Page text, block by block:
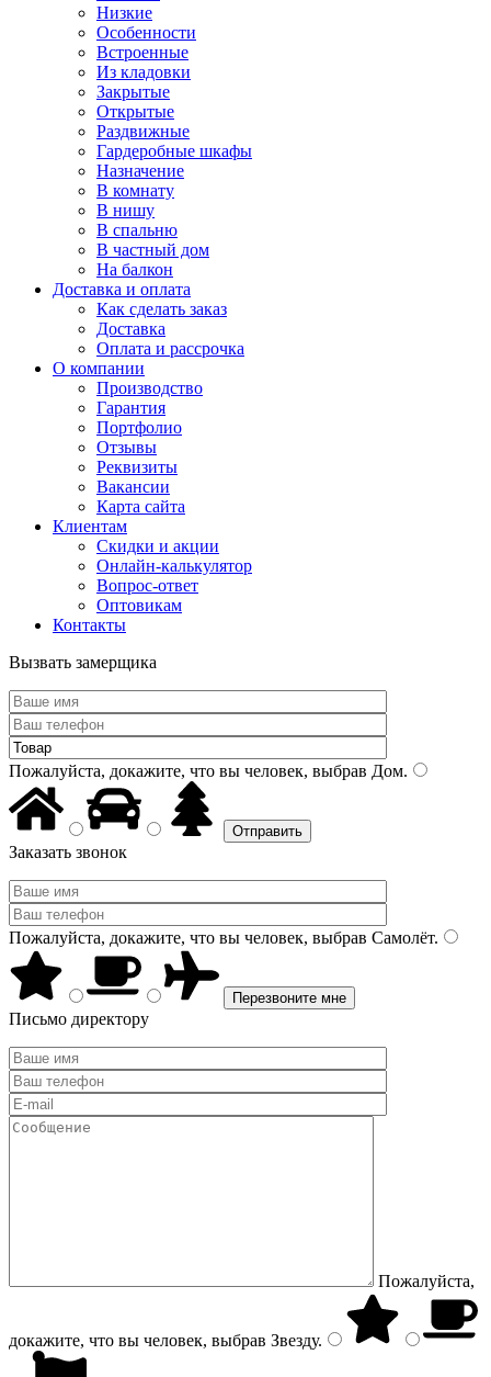
Низкие
Особенности
Встроенные
Из кладовки
Закрытые
Открытые
Раздвижные
Гардеробные шкафы
Назначение
В комнату
В нишу
В спальню
В частный дом
На балкон
Доставка и оплата
Как сделать заказ
Доставка
Оплата и рассрочка
О компании
Производство
Гарантия
Портфолио
Отзывы
Реквизиты
Вакансии
Карта сайта
Клиентам
Скидки и акции
Онлайн-калькулятор
Вопрос-ответ
Оптовикам
Контакты
Вызвать замерщика
Пожалуйста, докажите, что вы человек, выбрав Дом.
Заказать звонок
Пожалуйста, докажите, что вы человек, выбрав Самолёт.
Письмо директору
Пожалуйста,
докажите, что вы человек, выбрав Звезду.